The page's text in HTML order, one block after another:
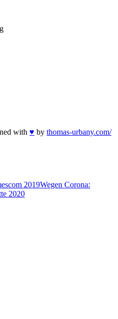
with ♥ by thomas-urbany.com/
2019Wegen Corona:
2020